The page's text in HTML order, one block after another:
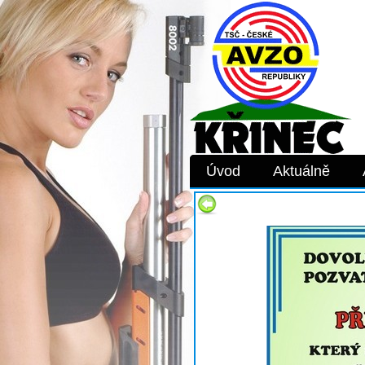
Úvod Aktuálně